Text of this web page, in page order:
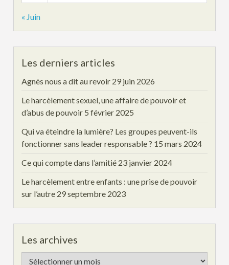
« Juin
Les derniers articles
Agnès nous a dit au revoir 29 juin 2026
Le harcèlement sexuel, une affaire de pouvoir et
d’abus de pouvoir 5 février 2025
Qui va éteindre la lumière? Les groupes peuvent-ils
fonctionner sans leader responsable ? 15 mars 2024
Ce qui compte dans l’amitié 23 janvier 2024
Le harcèlement entre enfants : une prise de pouvoir
sur l’autre 29 septembre 2023
Les archives
Les